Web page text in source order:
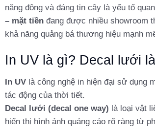
năng động và đáng tin cậy là yếu tố
– mặt tiền đang được nhiều showroom
khả năng quảng bá thương hiệu mạnh
In UV là gì? Decal lưới
In UV là công nghệ in hiện đại sử dụng
tác động của thời tiết.
Decal lưới (decal one way) là loại vật
hiển thị hình ảnh quảng cáo rõ ràng từ